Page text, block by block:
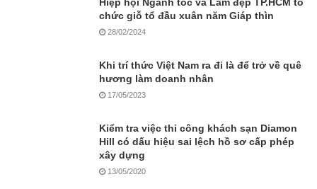
chức giỗ tổ đầu xuân năm Giáp thìn
28/02/2024
Khi trí thức Việt Nam ra đi là để trở về quê
hương làm doanh nhân
17/05/2023
Kiểm tra việc thi công khách sạn Diamon
Hill có dấu hiệu sai lệch hồ sơ cấp phép
xây dựng
13/05/2020